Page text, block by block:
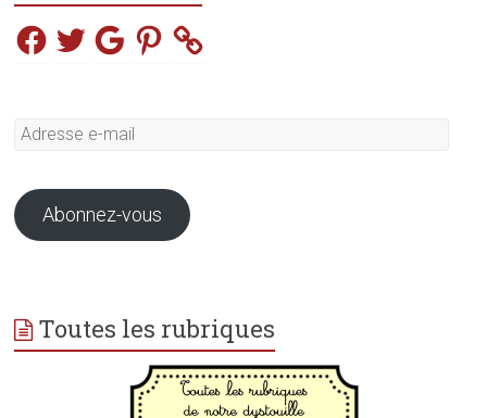
Facebook
TwitterGooglePinterest
Adresse
Abonnez-vous
Toutes les rubriques